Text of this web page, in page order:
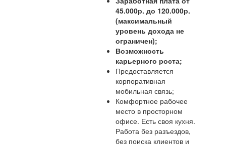
45.000р. до 120.000р.
(максимальный
уровень дохода не
ограничен);
Возможность
карьерного роста;
Предоставляется
корпоративная
мобильная связь;
Комфортное рабочее
место в просторном
офисе. Есть своя кухня.
Работа без разъездов,
без поиска клиентов и